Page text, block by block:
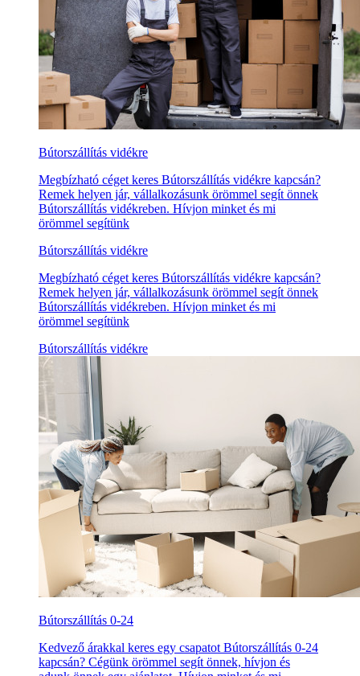
Bútorszállítás vidékre
Megbízható céget keres Bútorszállítás vidékre kapcsán?
Remek helyen jár, vállalkozásunk örömmel segít önnek
Bútorszállítás vidékreben. Hívjon minket és mi
örömmel segítünk
Bútorszállítás vidékre
Megbízható céget keres Bútorszállítás vidékre kapcsán?
Remek helyen jár, vállalkozásunk örömmel segít önnek
Bútorszállítás vidékreben. Hívjon minket és mi
örömmel segítünk
Bútorszállítás vidékre
Bútorszállítás 0-24
Kedvező árakkal keres egy csapatot Bútorszállítás 0-24
kapcsán? Cégünk örömmel segít önnek, hívjon és